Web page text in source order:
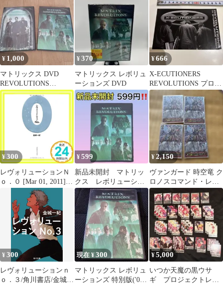
ノ・トラックス
宏治
¥ 1,000
マトリックス DVD
REVOLUTIONS
RELOADED
¥370
マトリックス レボリュ
ーションズ DVD
¥666
X-ECUTIONERS
REVOLUTIONS プロモ
ーションステッカー
¥300
レヴォリューションＮ
ｏ．０ [Mar 01, 2011]
金城 一紀_02
¥599
新品未開封 マトリッ
クス レボリューショ
ンズ キアヌ・リーヴ
ス ＤＶＤ ２枚組
¥2,150
ヴァンガード 時空竜 ク
ロノスコマンド・レヴ
ォリューション 4枚セ
ット
¥300
レヴォリューションｎ
ｏ．３/角川書店/金城一
現在 ¥300
マトリックス レボリュ
ーションズ 特別版('03
¥5,000
いつか天魔の黒ウサ
ギ プロジェクトレヴ